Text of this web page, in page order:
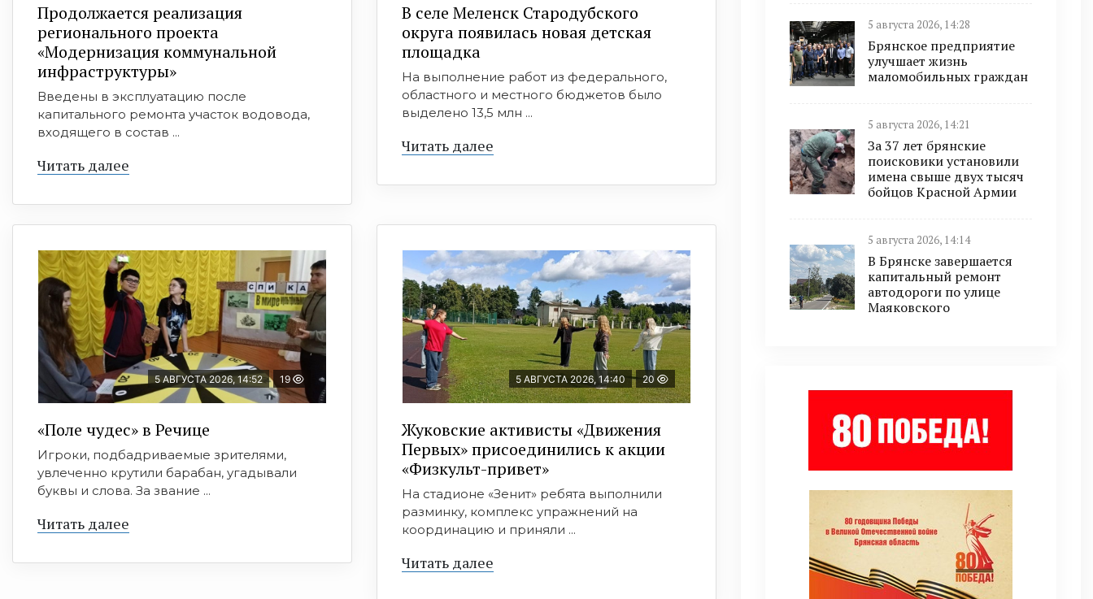
Продолжается реализация
регионального проекта
«Модернизация коммунальной
инфраструктуры»
Введены в эксплуатацию после
капитального ремонта участок водовода,
входящего в состав ...
Читать далее
В селе Меленск Стародубского
округа появилась новая детская
площадка
На выполнение работ из федерального,
областного и местного бюджетов было
выделено 13,5 млн ...
Читать далее
5 АВГУСТА 2026, 14:52 19
«Поле чудес» в Речице
Игроки, подбадриваемые зрителями,
увлеченно крутили барабан, угадывали
буквы и слова. За звание ...
Читать далее
5 АВГУСТА 2026, 14:40 20
Жуковские активисты «Движения
Первых» присоединились к акции
«Физкульт-привет»
На стадионе «Зенит» ребята выполнили
разминку, комплекс упражнений на
координацию и приняли ...
Читать далее
5 августа 2026, 14:28
Брянское предприятие
улучшает жизнь
маломобильных граждан
5 августа 2026, 14:21
За 37 лет брянские
поисковики установили
имена свыше двух тысяч
бойцов Красной Армии
5 августа 2026, 14:14
В Брянске завершается
капитальный ремонт
автодороги по улице
Маяковского